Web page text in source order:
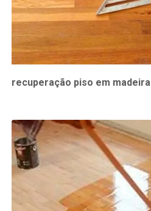
recuperação piso em madeira